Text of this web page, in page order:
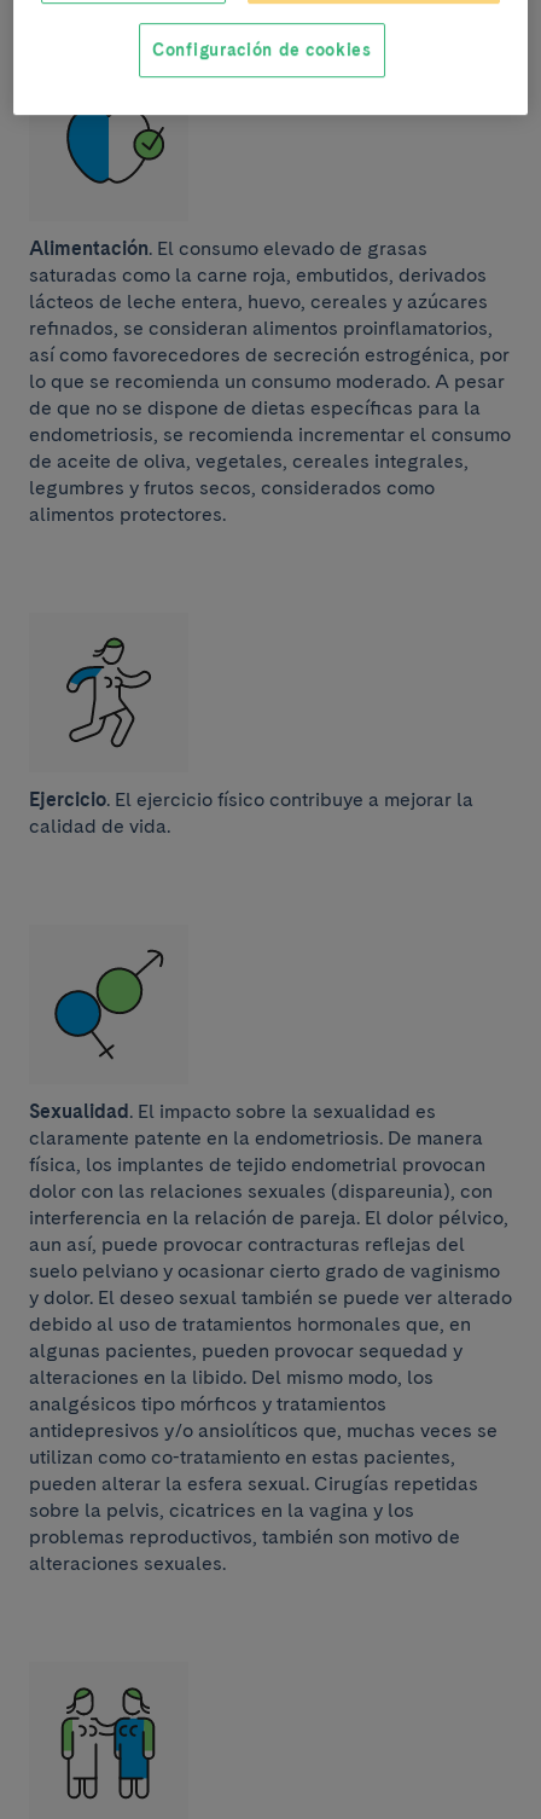
Alimentación. El consumo elevado de grasas
saturadas como la carne roja, embutidos, derivados
lácteos de leche entera, huevo, cereales y azúcares
refinados, se consideran alimentos proinflamatorios,
así como favorecedores de secreción estrogénica, por
lo que se recomienda un consumo moderado. A pesar
de que no se dispone de dietas específicas para la
endometriosis, se recomienda incrementar el consumo
de aceite de oliva, vegetales, cereales integrales,
legumbres y frutos secos, considerados como
alimentos protectores.
Ejercicio. El ejercicio físico contribuye a mejorar la
calidad de vida.
Sexualidad. El impacto sobre la sexualidad es
claramente patente en la endometriosis. De manera
física, los implantes de tejido endometrial provocan
dolor con las relaciones sexuales (dispareunia), con
interferencia en la relación de pareja. El dolor pélvico,
aun así, puede provocar contracturas reflejas del
suelo pelviano y ocasionar cierto grado de vaginismo
y dolor. El deseo sexual también se puede ver alterado
debido al uso de tratamientos hormonales que, en
algunas pacientes, pueden provocar sequedad y
alteraciones en la libido. Del mismo modo, los
analgésicos tipo mórficos y tratamientos
antidepresivos y/o ansiolíticos que, muchas veces se
utilizan como co-tratamiento en estas pacientes,
pueden alterar la esfera sexual. Cirugías repetidas
sobre la pelvis, cicatrices en la vagina y los
problemas reproductivos, también son motivo de
alteraciones sexuales.
Configuración de cookies